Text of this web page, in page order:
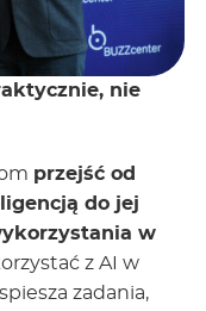
nie
przejść od
do jej
w
z AI w
zadania,